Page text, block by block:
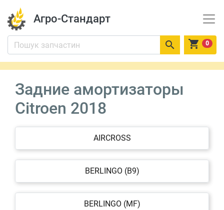
Агро-Стандарт
  0
Задние амортизаторы
Citroen 2018
AIRCROSS
BERLINGO (B9)
BERLINGO (MF)